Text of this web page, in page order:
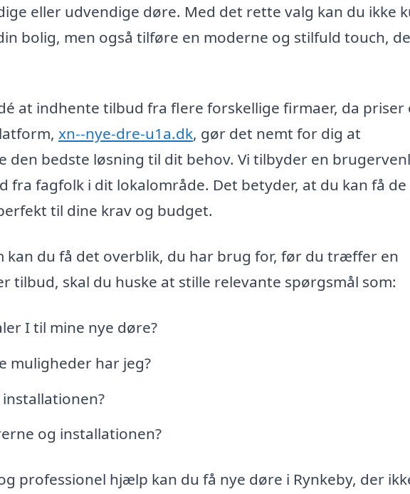
eller udvendige døre. Med det rette valg kan du ikke
bolig, men også tilføre en moderne og stilfuld touch,
at indhente tilbud fra flere forskellige firmaer, da priser
xn--nye-dre-u1a.dk, gør det nemt for dig at
den bedste løsning til dit behov. Vi tilbyder en
fra fagfolk i dit lokalområde. Det betyder, at du kan få de
til dine krav og budget.
kan du få det overblik, du har brug for, før du træffer en
tilbud, skal du huske at stille relevante spørgsmål som:
I til mine nye døre?
muligheder har jeg?
og installationen?
professionel hjælp kan du få nye døre i Rynkeby, der